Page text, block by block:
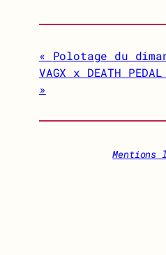
Polotage du
VAGX x DEATH
Mentions